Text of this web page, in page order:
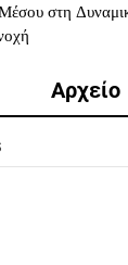
στη
Αρχείο